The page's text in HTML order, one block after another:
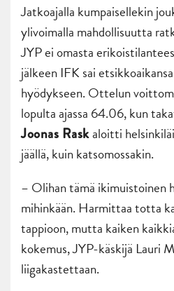
Jatkoajalla kumpaisellekin
ylivoimalla mahdollisuutta
JYP ei omasta
jälkeen IFK sai
hyödykseen. Ottelun
lopulta ajassa 64.06, kun
Joonas Raskaloitti
jäällä, kuin katsomossakin.
– Olihan tämä ikimuistoinen
mihinkään. Harmittaa totta
tappioon, mutta kaiken
kokemus, JYP-käskijä Lauri
liigakastettaan.